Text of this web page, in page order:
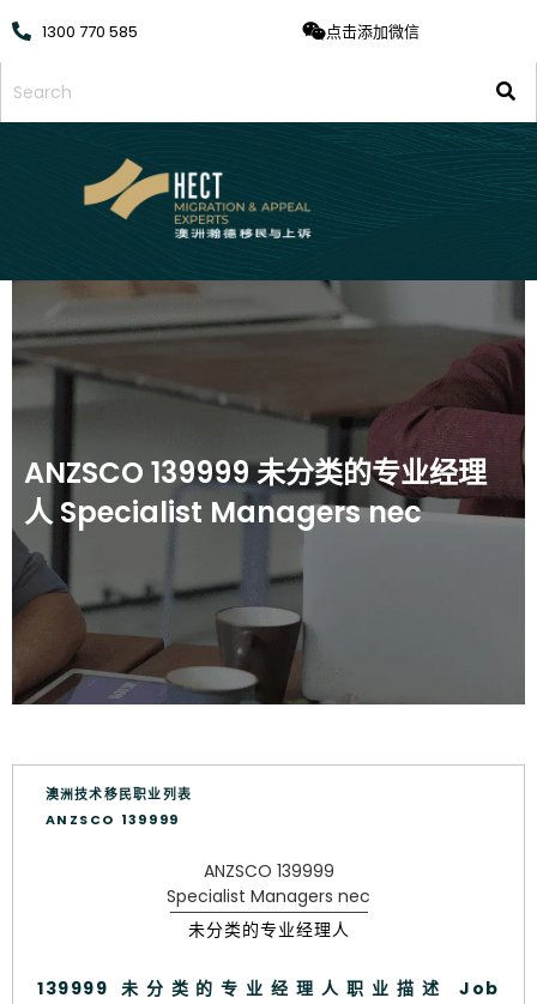
1300 770 585 点击添加微信
ANZSCO 139999 未分类的专业经理
人 Specialist Managers nec
澳洲技术移民职业列表
ANZSCO 139999
ANZSCO 139999
Specialist Managers nec
未分类的专业经理人
139999 未分类的专业经理人职业描述 Job